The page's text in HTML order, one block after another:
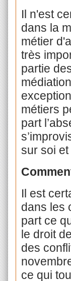
Il n'est
dans la
métier
très
partie
métiers
part
sur soi
Il est
dans les
part ce
le droit
des
ce qui